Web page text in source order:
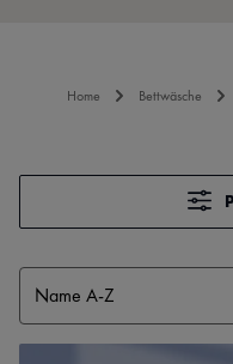
Home Bettwäsche